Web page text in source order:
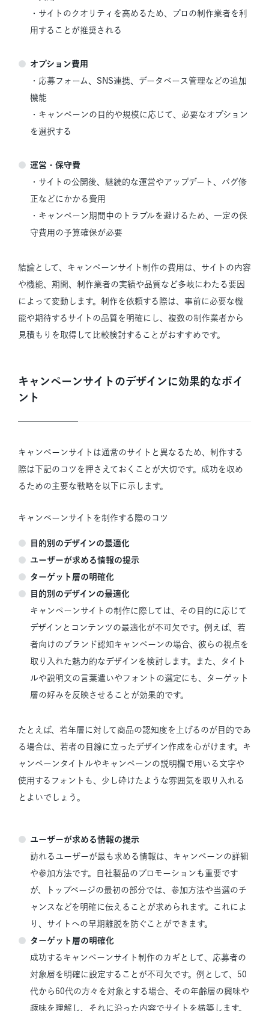
・サイトのクオリティを高めるため、プロの制作業者を利
用することが推奨される
オプション費用
・応募フォーム、SNS連携、データベース管理などの追加
機能
・キャンペーンの目的や規模に応じて、必要なオプション
を選択する
運営・保守費
・サイトの公開後、継続的な運営やアップデート、バグ修
正などにかかる費用
・キャンペーン期間中のトラブルを避けるため、一定の保
守費用の予算確保が必要
結論として、キャンペーンサイト制作の費用は、サイトの内容
や機能、期間、制作業者の実績や品質など多岐にわたる要因
によって変動します。制作を依頼する際は、事前に必要な機
能や期待するサイトの品質を明確にし、複数の制作業者から
見積もりを取得して比較検討することがおすすめです。
キャンペーンサイトのデザインに効果的なポイ
ント
キャンペーンサイトは通常のサイトと異なるため、制作する
際は下記のコツを押さえておくことが大切です。成功を収め
るための主要な戦略を以下に示します。
キャンペーンサイトを制作する際のコツ
目的別のデザインの最適化
ユーザーが求める情報の提示
ターゲット層の明確化
目的別のデザインの最適化
キャンペーンサイトの制作に際しては、その目的に応じて
デザインとコンテンツの最適化が不可欠です。例えば、若
者向けのブランド認知キャンペーンの場合、彼らの視点を
取り入れた魅力的なデザインを検討します。また、タイト
ルや説明文の言葉遣いやフォントの選定にも、ターゲット
層の好みを反映させることが効果的です。
たとえば、若年層に対して商品の認知度を上げるのが目的であ
る場合は、若者の目線に立ったデザイン作成を心がけます。キ
ャンペーンタイトルやキャンペーンの説明欄で用いる文字や
使用するフォントも、少し砕けたような雰囲気を取り入れる
とよいでしょう。
ユーザーが求める情報の提示
訪れるユーザーが最も求める情報は、キャンペーンの詳細
や参加方法です。自社製品のプロモーションも重要です
が、トップページの最初の部分では、参加方法や当選のチ
ャンスなどを明確に伝えることが求められます。これによ
り、サイトへの早期離脱を防ぐことができます。
ターゲット層の明確化
成功するキャンペーンサイト制作のカギとして、応募者の
対象層を明確に設定することが不可欠です。例として、50
代から60代の方々を対象とする場合、その年齢層の興味や
趣味を理解し、それに沿った内容でサイトを構築します。